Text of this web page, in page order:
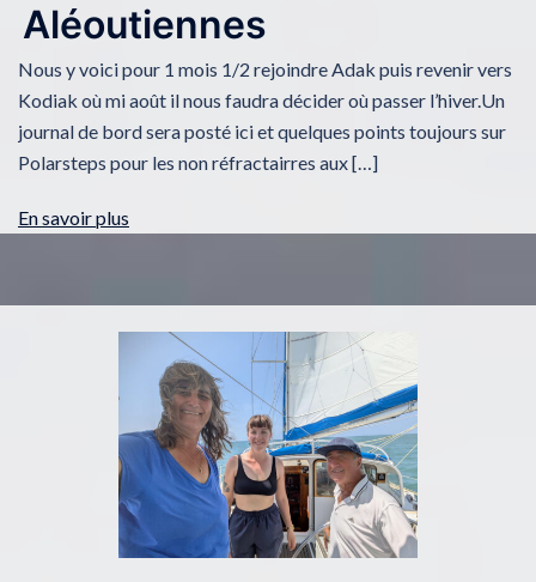
Aléoutiennes
Nous y voici pour 1 mois 1/2 rejoindre Adak puis revenir vers
Kodiak où mi août il nous faudra décider où passer l’hiver.Un
journal de bord sera posté ici et quelques points toujours sur
Polarsteps pour les non réfractairres aux […]
En savoir plus